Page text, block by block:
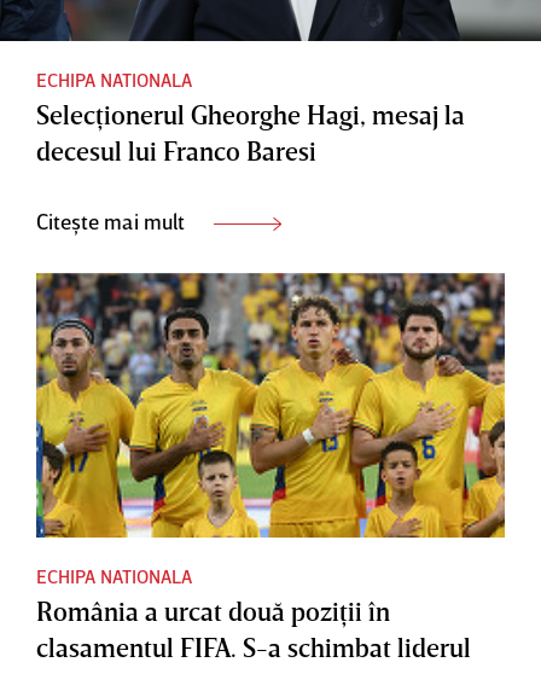
ECHIPA NATIONALA
Selecţionerul Gheorghe Hagi, mesaj la
decesul lui Franco Baresi
Citește mai mult
ECHIPA NATIONALA
România a urcat două poziţii în
clasamentul FIFA. S-a schimbat liderul